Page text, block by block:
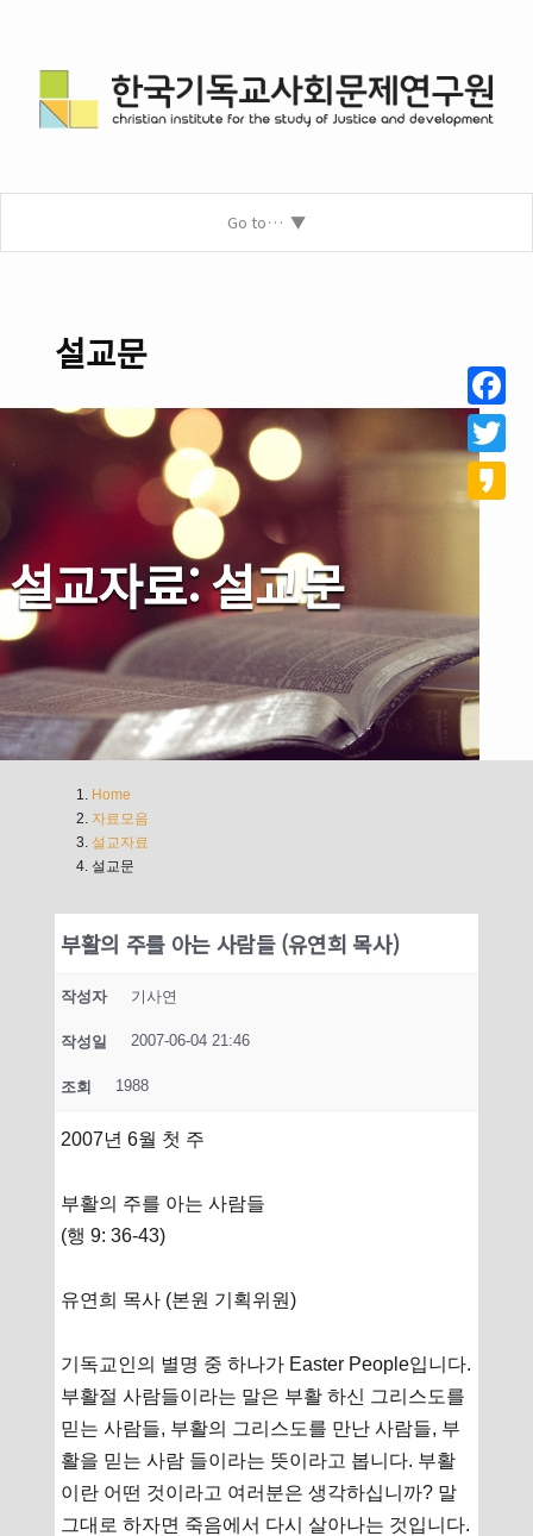
Go to…
설교문
설교자료: 설교문
Home
자료모음
설교자료
설교문
부활의 주를 아는 사람들 (유연희 목사)
작성자 기사연
작성일 2007-06-04 21:46
조회 1988
2007년 6월 첫 주
부활의 주를 아는 사람들
(행 9: 36-43)
유연희 목사 (본원 기획위원)
기독교인의 별명 중 하나가 Easter People입니다.
부활절 사람들이라는 말은 부활 하신 그리스도를
믿는 사람들, 부활의 그리스도를 만난 사람들, 부
활을 믿는 사람 들이라는 뜻이라고 봅니다. 부활
이란 어떤 것이라고 여러분은 생각하십니까? 말
그대로 하자면 죽음에서 다시 살아나는 것입니다.
Twitter